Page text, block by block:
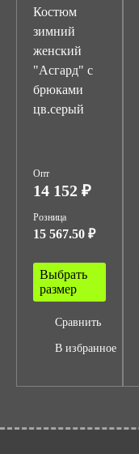
Костюм
зимний
женский
"Асгард" с
брюками
цв.серый
Опт
14 152 ₽
Розница
15 567.50 ₽
Выбрать
размер
Сравнить
В избранное